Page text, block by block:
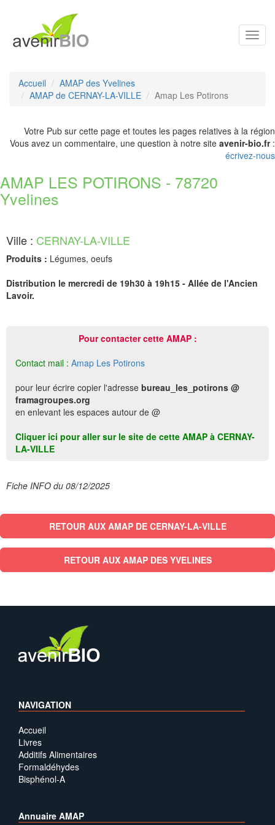
Accueil
AMAP des Yvelines
AMAP de CERNAY-LA-VILLE
Amap Les Potirons
Votre Pub sur cette page et toutes les pages relatives à la région
Vous avez un commentaire, une question à notre site avenir-bio.fr:
écrivez-nous
AMAP LES POTIRONS - 78720
Yvelines
Ville : CERNAY-LA-VILLE
Produits : Légumes, oeufs
Distribution le mercredi de 19h30 à 19h15 - Allée de l'Ancien
Lavoir.
Pour contacter cette AMAP :
Contact mail : Amap Les Potirons
pour leur écrire copier l'adresse bureau_les_potirons @
framagroupes.org
en enlevant les espaces autour de @
Cliquer ici pour aller sur le site de cette AMAP à CERNAY-
LA-VILLE
Fiche INFO du 08/12/2025
RETOUR AUX AMAP DE CERNAY-LA-VILLE
RETOUR AUX AMAP DES YVELINES
NAVIGATION
Accueil
Livres
Additifs Alimentaires
Formaldéhydes
Bisphénol-A
Annuaire AMAP